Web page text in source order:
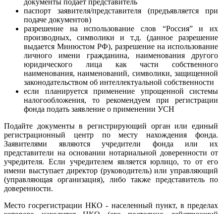
документы подает представитель
паспорт заявителя/представителя (предъявляется при
подаче документов)
разрешение на использование слов “Россия” и их
производных, символики и т.д. (данное разрешение
выдается Минюстом РФ), разрешение на использование
личного имени гражданина, наименования другого
юридического лица как части собственного
наименования, наименований, символики, защищенной
законодательством об интеллектуальной собственности
если планируется применение упрощенной системы
налогообложения, то рекомендуем при регистрации
фонда подать заявление о применении УСН
Подайте документы в регистрирующий орган или единый
регистрационный центр по месту нахождения фонда.
Заявителями являются учредители фонда или их
представители на основании нотариальной доверенности от
учредителя. Если учредителем является юрлицо, то от его
имени выступает директор (руководитель) или управляющий
(управляющая организация), либо также представитель по
доверенности.
Место госрегистрации НКО - населенный пункт, в пределах